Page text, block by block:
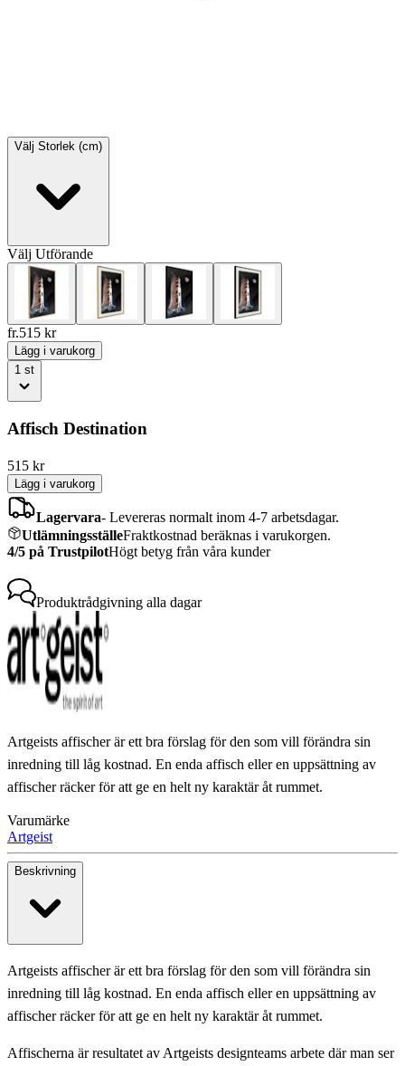
Välj Storlek (cm)
Välj Utförande
fr.515 kr
Lägg i varukorg
1 st
Affisch Destination
515 kr
Lägg i varukorg
Lagervara- Levereras normalt inom 4-7 arbetsdagar.
UtlämningsställeFraktkostnad beräknas i varukorgen.
4/5 på TrustpilotHögt betyg från våra kunder
Produktrådgivning alla dagar
Artgeists affischer är ett bra förslag för den som vill förändra sin
inredning till låg kostnad. En enda affisch eller en uppsättning av
affischer räcker för att ge en helt ny karaktär åt rummet.
Varumärke
Artgeist
Beskrivning
Artgeists affischer är ett bra förslag för den som vill förändra sin
inredning till låg kostnad. En enda affisch eller en uppsättning av
affischer räcker för att ge en helt ny karaktär åt rummet.
Affischerna är resultatet av Artgeists designteams arbete där man ser